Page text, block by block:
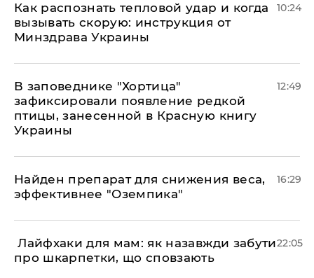
Как распознать тепловой удар и когда
вызывать скорую: инструкция от
Минздрава Украины
10:24
В заповеднике "Хортица"
зафиксировали появление редкой
птицы, занесенной в Красную книгу
Украины
12:49
Найден препарат для снижения веса,
эффективнее "Оземпика"
16:29
​ Лайфхаки для мам: як назавжди забути
про шкарпетки, що сповзають
22:05